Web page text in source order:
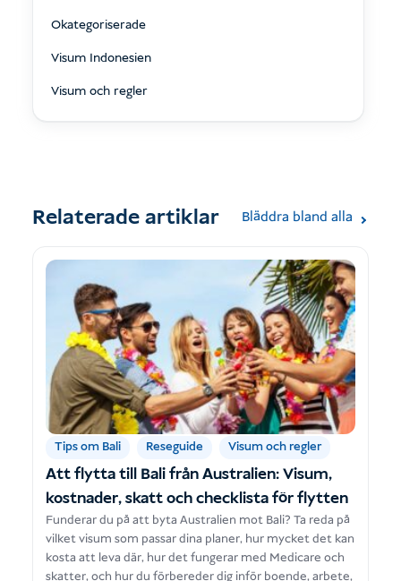
Okategoriserade
Visum Indonesien
Visum och regler
Relaterade artiklar Bläddra bland alla
Tips om Bali Reseguide Visum och regler
Att flytta till Bali från Australien: Visum,
kostnader, skatt och checklista för flytten
Funderar du på att byta Australien mot Bali? Ta reda på
vilket visum som passar dina planer, hur mycket det kan
kosta att leva där, hur det fungerar med Medicare och
skatter, och hur du förbereder dig inför boende, arbete,